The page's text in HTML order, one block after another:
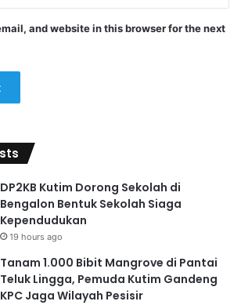
and website in this browser for the next
DP2KB Kutim Dorong Sekolah di
Bengalon Bentuk Sekolah Siaga
Kependudukan
19 hours ago
Tanam 1.000 Bibit Mangrove di Pantai
Teluk Lingga, Pemuda Kutim Gandeng
KPC Jaga Wilayah Pesisir